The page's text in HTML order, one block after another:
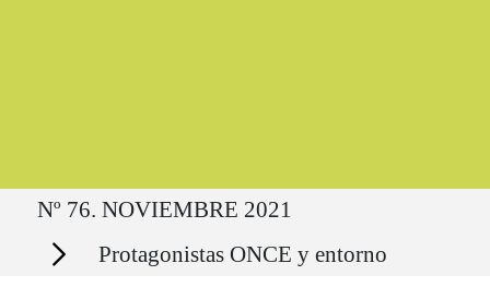
Ruta del sitio
Nº 76. NOVIEMBRE 2021
Secciones Protagonistas ONCE y entorno